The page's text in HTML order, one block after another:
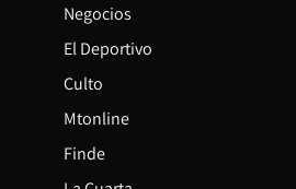
Negocios
El Deportivo
Culto
Mtonline
Finde